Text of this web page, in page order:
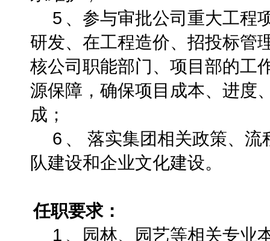
5 、参与审批公司重大工程
研发、在工程造价、招投标管
核公司职能部门、项目部的工
源保障，确保项目成本、进度
成；
6 、 落实集团相关政策、
队建设和企业文化建设。
任职要求：
1 、园林、园艺等相关专业